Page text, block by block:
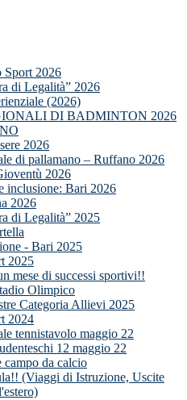
Sport 2026
di Legalità” 2026
(2026)
DI BADMINTON 2026
2026
di pallamano – Ruffano 2026
2026
inclusione: Bari 2026
2026
di Legalità” 2025
- Bari 2025
2025
mese di successi sportivi!!
Olimpico
Categoria Allievi 2025
2024
tennistavolo maggio 22
12 maggio 22
campo da calcio
(Viaggi di Istruzione, Uscite